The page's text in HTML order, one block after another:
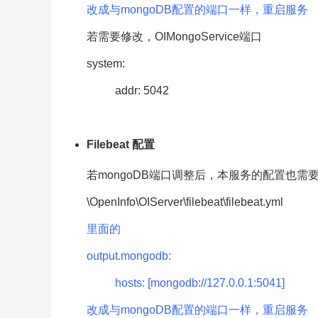
改成与mongoDB配置的端口一样，重启服务
若需要修改，OIMongoService端口
system:
addr: 5042
Filebeat 配置
若mongoDB端口调整后，本服务的配置也需
\OpenInfo\OIServer\filebeat\filebeat.yml
里面的
output.mongodb:
hosts: [mongodb://127.0.0.1:5041]
改成与mongoDB配置的端口一样，重启服务